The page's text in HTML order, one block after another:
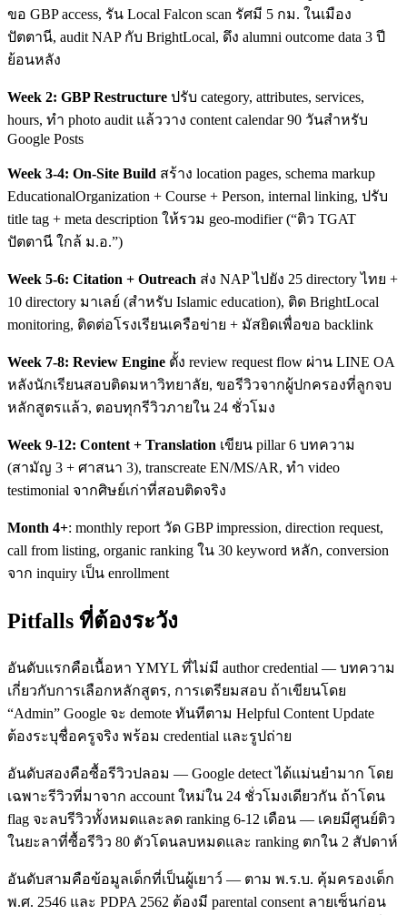
ขอ GBP access, รัน Local Falcon scan รัศมี 5 กม. ในเมือง
ปัตตานี, audit NAP กับ BrightLocal, ดึง alumni outcome data 3 ปี
ย้อนหลัง
Week 2: GBP Restructure ปรับ category, attributes, services,
hours, ทำ photo audit แล้ววาง content calendar 90 วันสำหรับ
Google Posts
Week 3-4: On-Site Build สร้าง location pages, schema markup
EducationalOrganization + Course + Person, internal linking, ปรับ
title tag + meta description ให้รวม geo-modifier (“ติว TGAT
ปัตตานี ใกล้ ม.อ.”)
Week 5-6: Citation + Outreach ส่ง NAP ไปยัง 25 directory ไทย +
10 directory มาเลย์ (สำหรับ Islamic education), ติด BrightLocal
monitoring, ติดต่อโรงเรียนเครือข่าย + มัสยิดเพื่อขอ backlink
Week 7-8: Review Engine ตั้ง review request flow ผ่าน LINE OA
หลังนักเรียนสอบติดมหาวิทยาลัย, ขอรีวิวจากผู้ปกครองที่ลูกจบ
หลักสูตรแล้ว, ตอบทุกรีวิวภายใน 24 ชั่วโมง
Week 9-12: Content + Translation เขียน pillar 6 บทความ
(สามัญ 3 + ศาสนา 3), transcreate EN/MS/AR, ทำ video
testimonial จากศิษย์เก่าที่สอบติดจริง
Month 4+: monthly report วัด GBP impression, direction request,
call from listing, organic ranking ใน 30 keyword หลัก, conversion
จาก inquiry เป็น enrollment
Pitfalls ที่ต้องระวัง
อันดับแรกคือเนื้อหา YMYL ที่ไม่มี author credential — บทความ
เกี่ยวกับการเลือกหลักสูตร, การเตรียมสอบ ถ้าเขียนโดย
“Admin” Google จะ demote ทันทีตาม Helpful Content Update
ต้องระบุชื่อครูจริง พร้อม credential และรูปถ่าย
อันดับสองคือซื้อรีวิวปลอม — Google detect ได้แม่นยำมาก โดย
เฉพาะรีวิวที่มาจาก account ใหม่ใน 24 ชั่วโมงเดียวกัน ถ้าโดน
flag จะลบรีวิวทั้งหมดและลด ranking 6-12 เดือน — เคยมีศูนย์ติว
ในยะลาที่ซื้อรีวิว 80 ตัวโดนลบหมดและ ranking ตกใน 2 สัปดาห์
อันดับสามคือข้อมูลเด็กที่เป็นผู้เยาว์ — ตาม พ.ร.บ. คุ้มครองเด็ก
พ.ศ. 2546 และ PDPA 2562 ต้องมี parental consent ลายเซ็นก่อน